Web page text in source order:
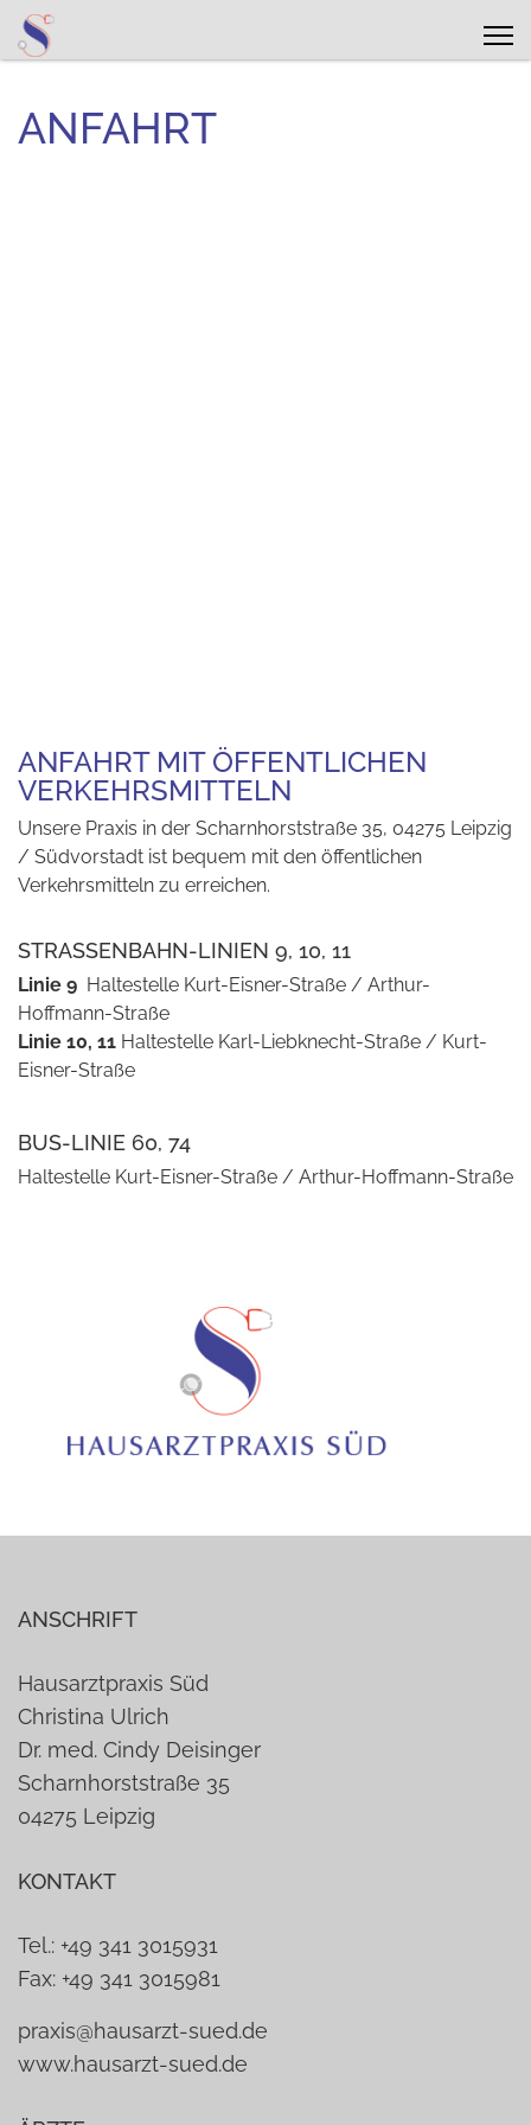
ANFAHRT
ANFAHRT MIT ÖFFENTLICHEN
VERKEHRSMITTELN
Unsere Praxis in der Scharnhorststraße 35, 04275 Leipzig
/ Südvorstadt ist bequem mit den öffentlichen
Verkehrsmitteln zu erreichen.
STRASSENBAHN-LINIEN 9, 10, 11
Linie 9 Haltestelle Kurt-Eisner-Straße / Arthur-
Hoffmann-Straße
Linie 10, 11 Haltestelle Karl-Liebknecht-Straße / Kurt-
Eisner-Straße
BUS-LINIE 60, 74
Haltestelle Kurt-Eisner-Straße / Arthur-Hoffmann-Straße
ANSCHRIFT
Hausarztpraxis Süd
Christina Ulrich
Dr. med. Cindy Deisinger
Scharnhorststraße 35
04275 Leipzig
KONTAKT
Tel.: +49 341 3015931
Fax: +49 341 3015981
praxis@hausarzt-sued.de
www.hausarzt-sued.de